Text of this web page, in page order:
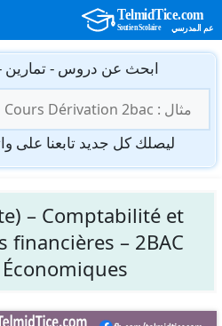
انتقل
المحتوى
ابحث عن دروس - تمارين
عن:
ليصلك كل جديد تابعنا على
– Comptabilité et
financières – 2BAC